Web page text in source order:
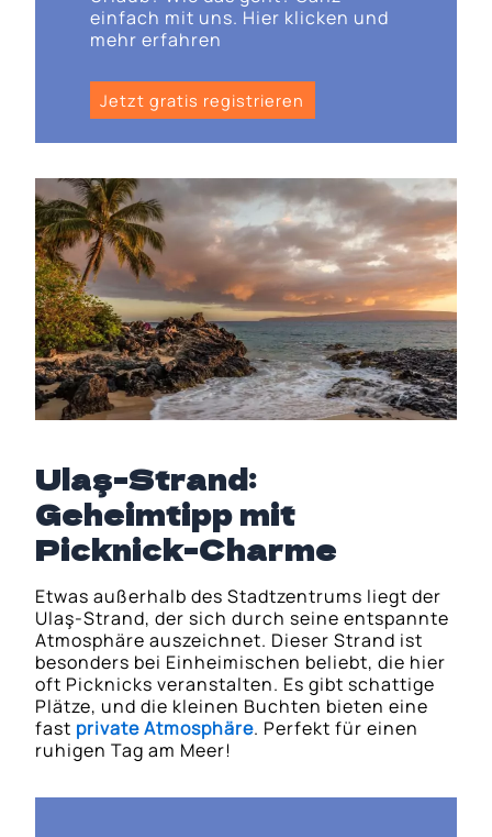
einfach mit uns. Hier klicken und
mehr erfahren
Jetzt gratis registrieren
Ulaş-Strand:
Geheimtipp mit
Picknick-Charme
Etwas außerhalb des Stadtzentrums liegt der
Ulaş-Strand, der sich durch seine entspannte
Atmosphäre auszeichnet. Dieser Strand ist
besonders bei Einheimischen beliebt, die hier
oft Picknicks veranstalten. Es gibt schattige
Plätze, und die kleinen Buchten bieten eine
fast private Atmosphäre. Perfekt für einen
ruhigen Tag am Meer!